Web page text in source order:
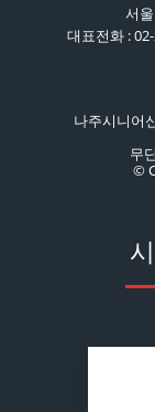
서
대표전화 :
나주시니어
무
©